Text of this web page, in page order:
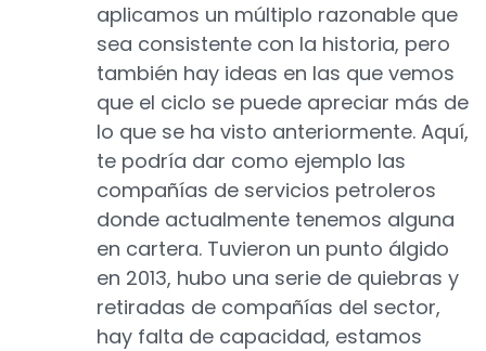
aplicamos un múltiplo razonable que
sea consistente con la historia, pero
también hay ideas en las que vemos
que el ciclo se puede apreciar más de
lo que se ha visto anteriormente. Aquí,
te podría dar como ejemplo las
compañías de servicios petroleros
donde actualmente tenemos alguna
en cartera. Tuvieron un punto álgido
en 2013, hubo una serie de quiebras y
retiradas de compañías del sector,
hay falta de capacidad, estamos